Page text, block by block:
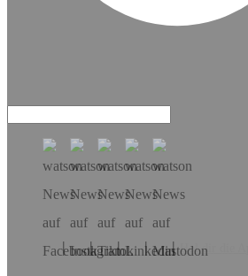
Hol dir die